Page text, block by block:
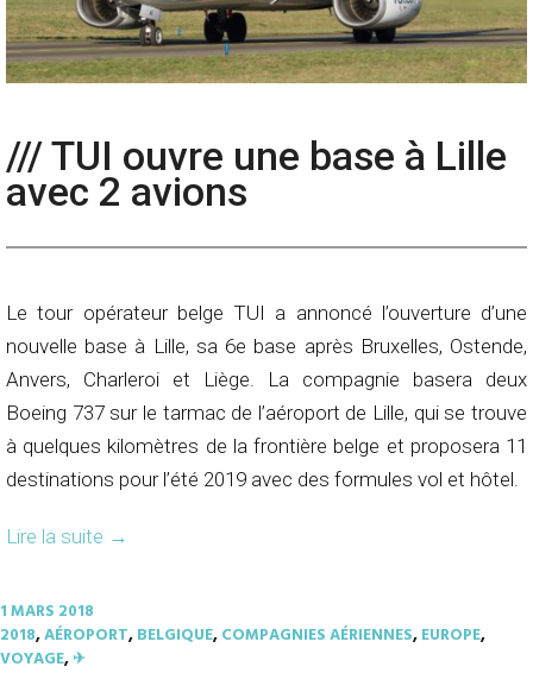
/// TUI ouvre une base à Lille
avec 2 avions
Le tour opérateur belge TUI a annoncé l’ouverture d’une
nouvelle base à Lille, sa 6e base après Bruxelles, Ostende,
Anvers, Charleroi et Liège. La compagnie basera deux
Boeing 737 sur le tarmac de l’aéroport de Lille, qui se trouve
à quelques kilomètres de la frontière belge et proposera 11
destinations pour l’été 2019 avec des formules vol et hôtel.
Lire la suite →
1 MARS 2018
2018,AÉROPORT,BELGIQUE,COMPAGNIES AÉRIENNES,EUROPE,
VOYAGE,✈︎